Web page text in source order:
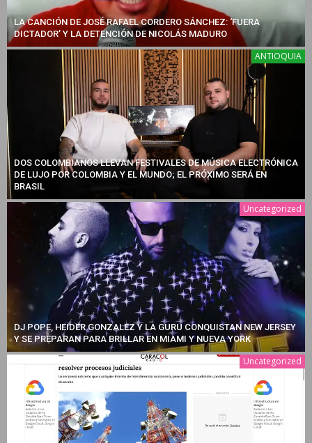
LA CANCIÓN DE JOSÉ RAFAEL CORDERO SÁNCHEZ: ‘FUERA
DICTADOR’ Y LA DETENCIÓN DE NICOLÁS MADURO
ANTIOQUIA
DOS COLOMBIANOS LLEVAN FESTIVALES DE MÚSICA ELECTRÓNICA
DE LUJO POR COLOMBIA Y EL MUNDO; EL PRÓXIMO SERÁ EN
BRASIL
Uncategorized
DJ POPE, HEIDER GONZALEZ Y LA GURU CONQUISTAN NEW JERSEY
Y SE PREPARAN PARA BRILLAR EN MIAMI Y NUEVA YORK
Uncategorized